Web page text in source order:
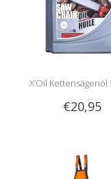
X’Oil Kettensägenöl
€20,95